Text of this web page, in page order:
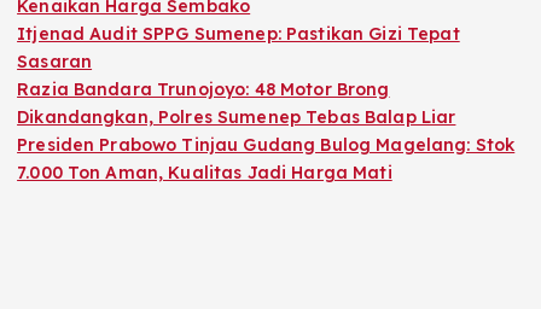
Kenaikan Harga Sembako
Itjenad Audit SPPG Sumenep: Pastikan Gizi Tepat
Sasaran
Razia Bandara Trunojoyo: 48 Motor Brong
Dikandangkan, Polres Sumenep Tebas Balap Liar
Presiden Prabowo Tinjau Gudang Bulog Magelang: Stok
7.000 Ton Aman, Kualitas Jadi Harga Mati